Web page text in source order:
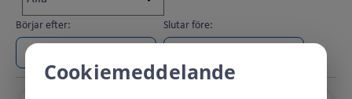
Börjar efter: Slutar före:
Cookiemeddelande